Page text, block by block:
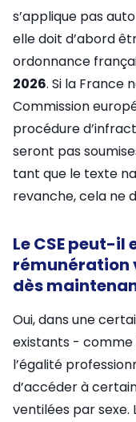
s’applique pas
elle doit d’abord
ordonnance
2026. Si la France
Commission
procédure
seront pas
tant que le texte
revanche, cela ne
Le CSE peut-il
rémunération
dès
Oui, dans une
existants - comme
l’égalité
d’accéder à
ventilées par